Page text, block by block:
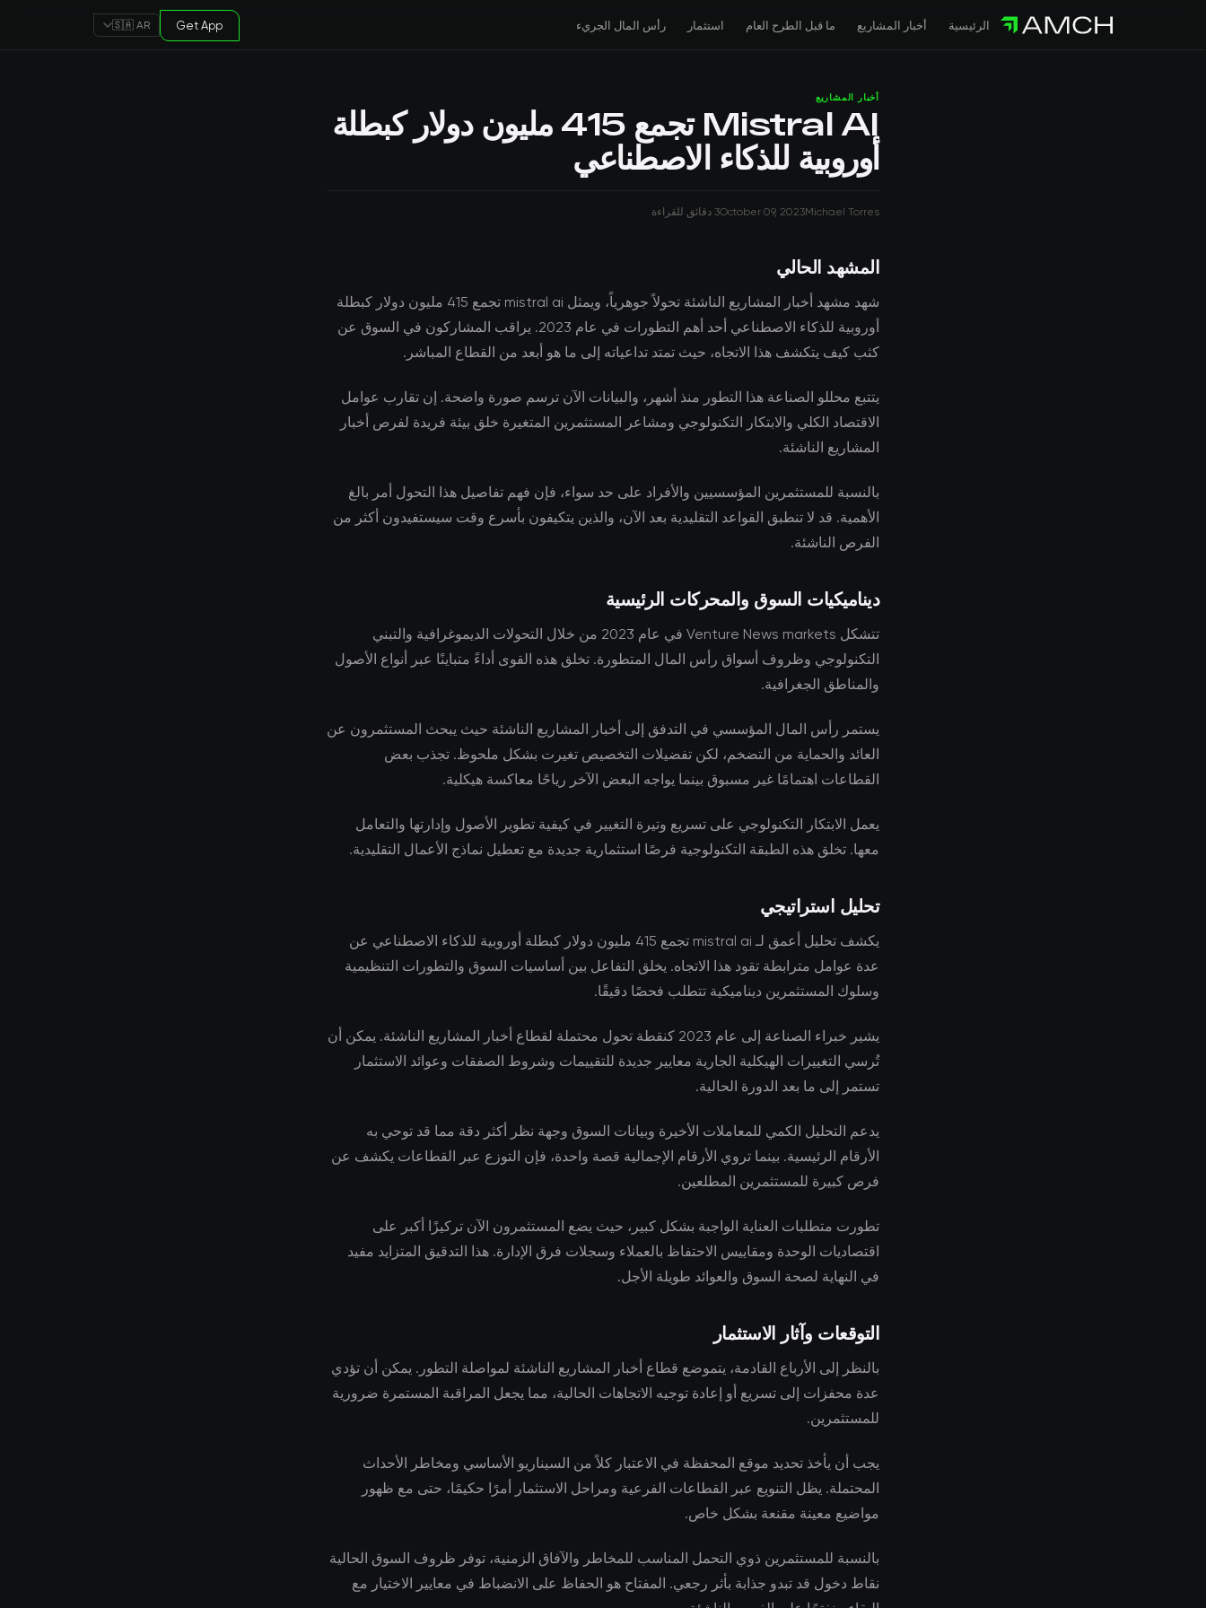
الرئيسية أخبار المشاريع ما قبل الطرح العام استثمار رأس المال الجريء 🇸🇦 AR Get App
أخبار المشاريع
Mistral AI تجمع 415 مليون دولار كبطلة
أوروبية للذكاء الاصطناعي
Michael Torres
October 09, 20233 دقائق للقراءة
المشهد الحالي
شهد مشهد أخبار المشاريع الناشئة تحولاً جوهرياً، ويمثل mistral ai تجمع 415 مليون دولار كبطلة
أوروبية للذكاء الاصطناعي أحد أهم التطورات في عام 2023. يراقب المشاركون في السوق عن
كثب كيف يتكشف هذا الاتجاه، حيث تمتد تداعياته إلى ما هو أبعد من القطاع المباشر.
يتتبع محللو الصناعة هذا التطور منذ أشهر، والبيانات الآن ترسم صورة واضحة. إن تقارب عوامل
الاقتصاد الكلي والابتكار التكنولوجي ومشاعر المستثمرين المتغيرة خلق بيئة فريدة لفرص أخبار
المشاريع الناشئة.
بالنسبة للمستثمرين المؤسسيين والأفراد على حد سواء، فإن فهم تفاصيل هذا التحول أمر بالغ
الأهمية. قد لا تنطبق القواعد التقليدية بعد الآن، والذين يتكيفون بأسرع وقت سيستفيدون أكثر من
الفرص الناشئة.
ديناميكيات السوق والمحركات الرئيسية
تتشكل Venture News markets في عام 2023 من خلال التحولات الديموغرافية والتبني
التكنولوجي وظروف أسواق رأس المال المتطورة. تخلق هذه القوى أداءً متباينًا عبر أنواع الأصول
والمناطق الجغرافية.
يستمر رأس المال المؤسسي في التدفق إلى أخبار المشاريع الناشئة حيث يبحث المستثمرون عن
العائد والحماية من التضخم، لكن تفضيلات التخصيص تغيرت بشكل ملحوظ. تجذب بعض
القطاعات اهتمامًا غير مسبوق بينما يواجه البعض الآخر رياحًا معاكسة هيكلية.
يعمل الابتكار التكنولوجي على تسريع وتيرة التغيير في كيفية تطوير الأصول وإدارتها والتعامل
معها. تخلق هذه الطبقة التكنولوجية فرصًا استثمارية جديدة مع تعطيل نماذج الأعمال التقليدية.
تحليل استراتيجي
يكشف تحليل أعمق لـ mistral ai تجمع 415 مليون دولار كبطلة أوروبية للذكاء الاصطناعي عن
عدة عوامل مترابطة تقود هذا الاتجاه. يخلق التفاعل بين أساسيات السوق والتطورات التنظيمية
وسلوك المستثمرين ديناميكية تتطلب فحصًا دقيقًا.
يشير خبراء الصناعة إلى عام 2023 كنقطة تحول محتملة لقطاع أخبار المشاريع الناشئة. يمكن أن
تُرسي التغييرات الهيكلية الجارية معايير جديدة للتقييمات وشروط الصفقات وعوائد الاستثمار
تستمر إلى ما بعد الدورة الحالية.
يدعم التحليل الكمي للمعاملات الأخيرة وبيانات السوق وجهة نظر أكثر دقة مما قد توحي به
الأرقام الرئيسية. بينما تروي الأرقام الإجمالية قصة واحدة، فإن التوزع عبر القطاعات يكشف عن
فرص كبيرة للمستثمرين المطلعين.
تطورت متطلبات العناية الواجبة بشكل كبير، حيث يضع المستثمرون الآن تركيزًا أكبر على
اقتصاديات الوحدة ومقاييس الاحتفاظ بالعملاء وسجلات فرق الإدارة. هذا التدقيق المتزايد مفيد
في النهاية لصحة السوق والعوائد طويلة الأجل.
التوقعات وآثار الاستثمار
بالنظر إلى الأرباع القادمة، يتموضع قطاع أخبار المشاريع الناشئة لمواصلة التطور. يمكن أن تؤدي
عدة محفزات إلى تسريع أو إعادة توجيه الاتجاهات الحالية، مما يجعل المراقبة المستمرة ضرورية
للمستثمرين.
يجب أن يأخذ تحديد موقع المحفظة في الاعتبار كلاً من السيناريو الأساسي ومخاطر الأحداث
المحتملة. يظل التنويع عبر القطاعات الفرعية ومراحل الاستثمار أمرًا حكيمًا، حتى مع ظهور
مواضيع معينة مقنعة بشكل خاص.
بالنسبة للمستثمرين ذوي التحمل المناسب للمخاطر والآفاق الزمنية، توفر ظروف السوق الحالية
نقاط دخول قد تبدو جذابة بأثر رجعي. المفتاح هو الحفاظ على الانضباط في معايير الاختيار مع